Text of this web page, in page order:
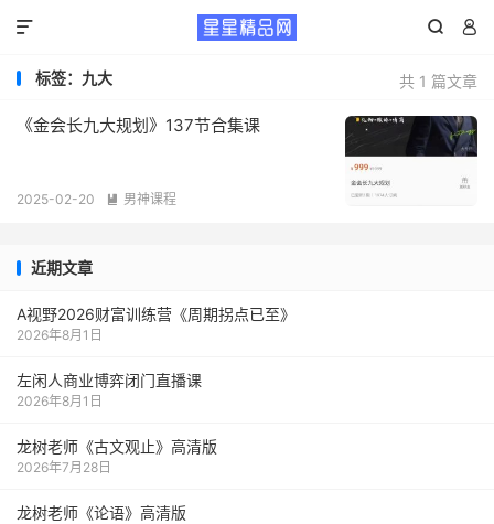
 

共 1 篇文章
标签：九大
《金会长九大规划》137节合集课
2025-02-20  男神课程
近期文章
A视野2026财富训练营《周期拐点已至》
2026年8月1日
左闲人商业博弈闭门直播课
2026年8月1日
龙树老师《古文观止》高清版
2026年7月28日
龙树老师《论语》高清版